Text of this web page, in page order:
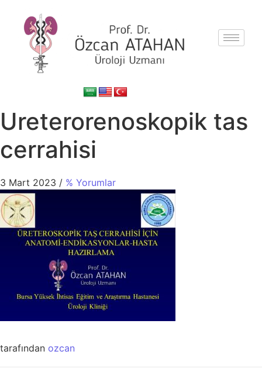
Ureterorenoskopik tas
cerrahisi
3 Mart 2023 / % Yorumlar
tarafından ozcan